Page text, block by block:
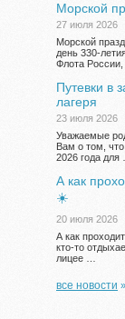
Морской
27 июля 2026
Морской
день 330-
Флота России,
Путевки в
лагеря
23 июля 2026
Уважаемые
Вам о том,
2026 года для
А как
☀️
20 июля 2026
А как
кто-то
лицее …
все новости »